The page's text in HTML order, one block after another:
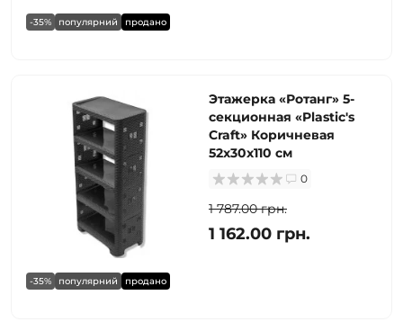
-35% популярний продано
-35% популярний продано
Этажерка «Ротанг» 5-
секционная «Plastic's
Craft» Коричневая
52х30х110 см
0
1 787.00 грн.
1 162.00 грн.